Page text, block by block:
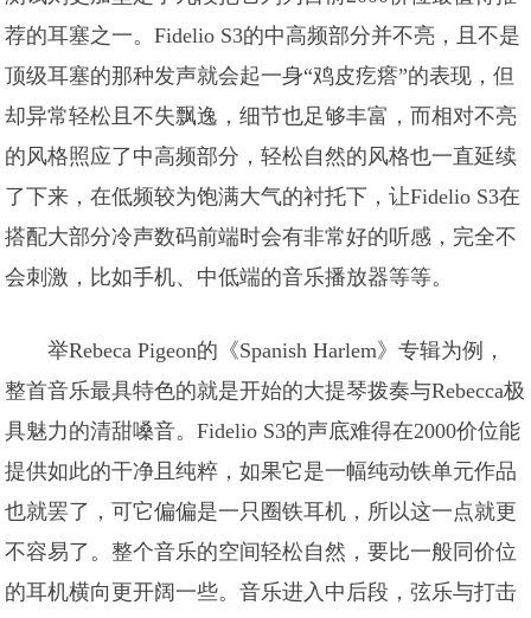
荐的耳塞之一。Fidelio S3的中高频部分并不亮，且不是
顶级耳塞的那种发声就会起一身“鸡皮疙瘩”的表现，但
却异常轻松且不失飘逸，细节也足够丰富，而相对不亮
的风格照应了中高频部分，轻松自然的风格也一直延续
了下来，在低频较为饱满大气的衬托下，让Fidelio S3在
搭配大部分冷声数码前端时会有非常好的听感，完全不
会刺激，比如手机、中低端的音乐播放器等等。
举Rebeca Pigeon的《Spanish Harlem》专辑为例，
整首音乐最具特色的就是开始的大提琴拨奏与Rebecca极
具魅力的清甜嗓音。Fidelio S3的声底难得在2000价位能
提供如此的干净且纯粹，如果它是一幅纯动铁单元作品
也就罢了，可它偏偏是一只圈铁耳机，所以这一点就更
不容易了。整个音乐的空间轻松自然，要比一般同价位
的耳机横向更开阔一些。音乐进入中后段，弦乐与打击